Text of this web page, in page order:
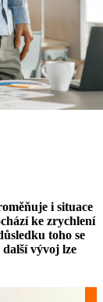
i situace
ke zrychlení
toho se
vývoj lze